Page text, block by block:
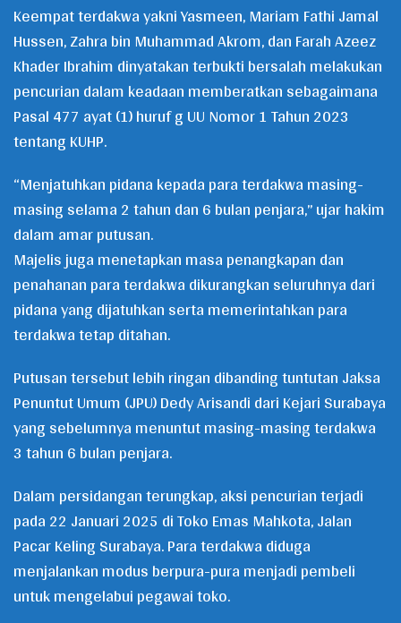
Keempat terdakwa yakni Yasmeen, Mariam Fathi Jamal
Hussen, Zahra bin Muhammad Akrom, dan Farah Azeez
Khader Ibrahim dinyatakan terbukti bersalah melakukan
pencurian dalam keadaan memberatkan sebagaimana
Pasal 477 ayat (1) huruf g UU Nomor 1 Tahun 2023
tentang KUHP.
“Menjatuhkan pidana kepada para terdakwa masing-
masing selama 2 tahun dan 6 bulan penjara,” ujar hakim
dalam amar putusan.
Majelis juga menetapkan masa penangkapan dan
penahanan para terdakwa dikurangkan seluruhnya dari
pidana yang dijatuhkan serta memerintahkan para
terdakwa tetap ditahan.
Putusan tersebut lebih ringan dibanding tuntutan Jaksa
Penuntut Umum (JPU) Dedy Arisandi dari Kejari Surabaya
yang sebelumnya menuntut masing-masing terdakwa
3 tahun 6 bulan penjara.
Dalam persidangan terungkap, aksi pencurian terjadi
pada 22 Januari 2025 di Toko Emas Mahkota, Jalan
Pacar Keling Surabaya. Para terdakwa diduga
menjalankan modus berpura-pura menjadi pembeli
untuk mengelabui pegawai toko.